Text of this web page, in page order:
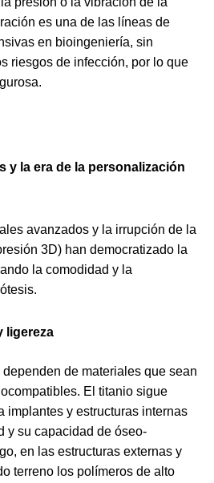
es una de las líneas de
en bioingeniería, sin
riesgos de infección, por lo que
y la era de la personalización
avanzados y la irrupción de la
3D) han democratizado la
la comodidad y la
ligereza
de materiales que sean
El titanio sigue
implantes y estructuras internas
y su capacidad de óseo-
en las estructuras externas y
terreno los polímeros de alto